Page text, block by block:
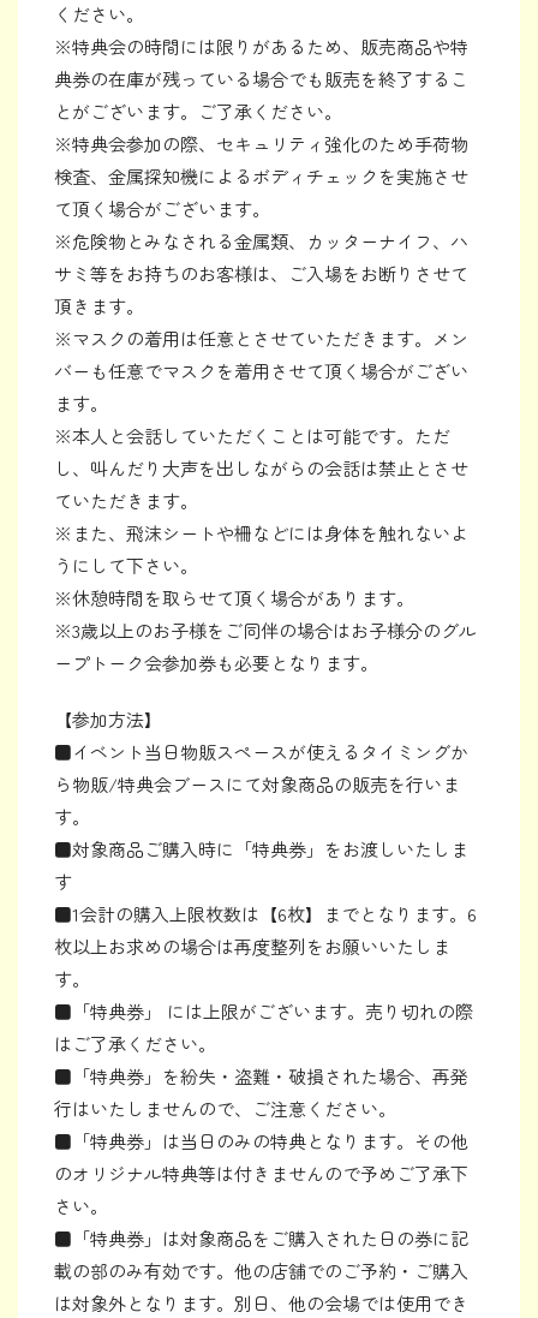
ください。
※特典会の時間には限りがあるため、販売商品や特
典券の在庫が残っている場合でも販売を終了するこ
とがございます。ご了承ください。
※特典会参加の際、セキュリティ強化のため手荷物
検査、金属探知機によるボディチェックを実施させ
て頂く場合がございます。
※危険物とみなされる金属類、カッターナイフ、ハ
サミ等をお持ちのお客様は、ご入場をお断りさせて
頂きます。
※マスクの着用は任意とさせていただきます。メン
バーも任意でマスクを着用させて頂く場合がござい
ます。
※本人と会話していただくことは可能です。ただ
し、叫んだり大声を出しながらの会話は禁止とさせ
ていただきます。
※また、飛沫シートや柵などには身体を触れないよ
うにして下さい。
※休憩時間を取らせて頂く場合があります。
※3歳以上のお子様をご同伴の場合はお子様分のグル
ープトーク会参加券も必要となります。
【参加方法】
■イベント当日物販スペースが使えるタイミングか
ら物販/特典会ブースにて対象商品の販売を行いま
す。
■対象商品ご購入時に「特典券」をお渡しいたしま
す
■1会計の購入上限枚数は【6枚】までとなります。6
枚以上お求めの場合は再度整列をお願いいたしま
す。
■「特典券」 には上限がございます。売り切れの際
はご了承ください。
■「特典券」を紛失・盗難・破損された場合、再発
行はいたしませんので、ご注意ください。
■「特典券」は当日のみの特典となります。その他
のオリジナル特典等は付きませんので予めご了承下
さい。
■「特典券」は対象商品をご購入された日の券に記
載の部のみ有効です。他の店舗でのご予約・ご購入
は対象外となります。別日、他の会場では使用でき